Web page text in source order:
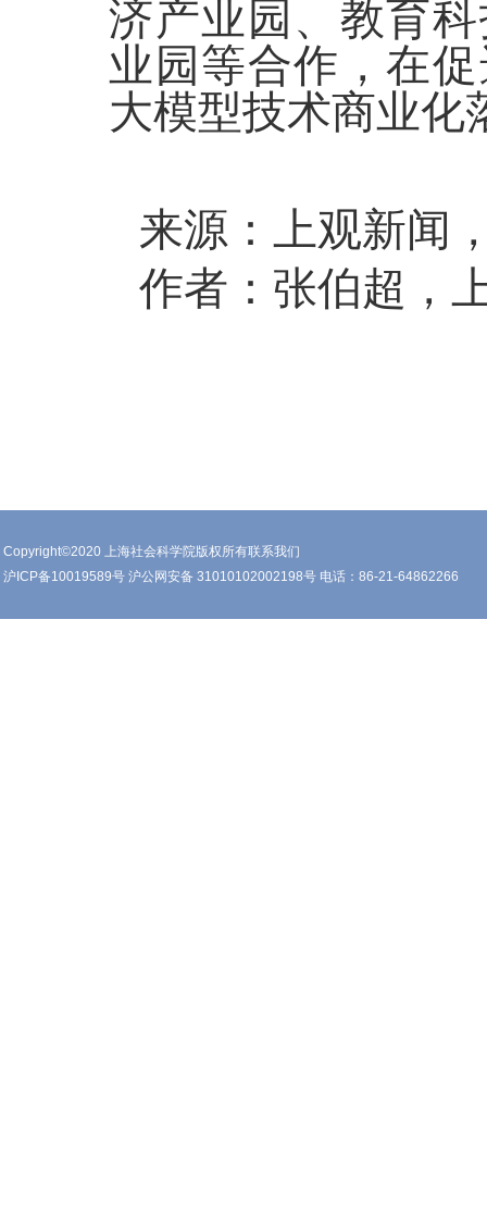
济产业园、教育
业园等合作，在
大模型技术商业化
来源：上观新闻
作者：张伯超，
Copyright©2020 上海社会科学院版权所有联系我们
沪ICP备10019589号 沪公网安备 31010102002198号 电话：86-21-64862266